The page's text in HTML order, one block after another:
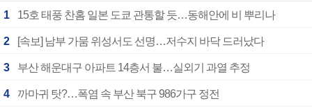
1 15호 태풍 찬홈 일본 도쿄 관통할 듯…동해안에 비 뿌리나
2 [속보] 남부 가뭄 위성서도 선명…저수지 바닥 드러났다
3 부산 해운대구 아파트 14층서 불…실외기 과열 추정
4 까마귀 탓?…폭염 속 부산 북구 986가구 정전